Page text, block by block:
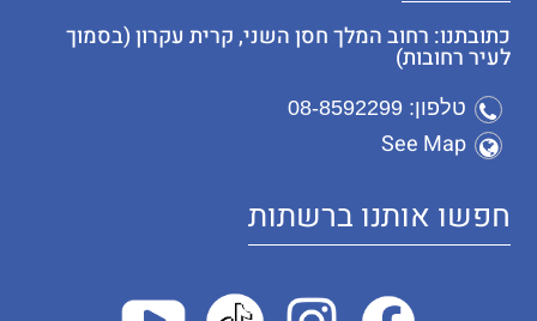
כתובתנו: רחוב המלך חסן השני, קרית עקרון (בסמוך
לעיר רחובות)
טלפון: 08-8592299
See Map
חפשו אותנו ברשתות